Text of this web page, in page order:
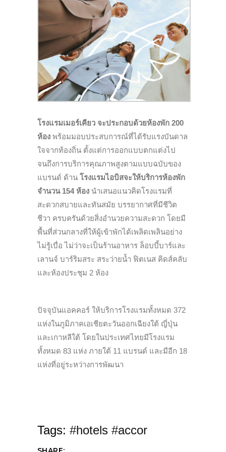
โรงแรมเมอร์เคียว จะประกอบด้วยห้องพัก 200
ห้อง พร้อมมอบประสบการณ์ที่ได้รับแรงบันดาล
ใจจากท้องถิ่น ตั้งแต่การออกแบบตกแต่งไป
จนถึงการบริการคุณภาพสูงตามแบบฉบับของ
แบรนด์ ด้าน โรงแรมไอบิสจะให้บริการห้องพัก
จำนวน 154 ห้อง นำเสนอแนวคิดโรงแรมที่
สะดวกสบายและทันสมัย บรรยากาศที่มีชีวิต
ชีวา ครบครันด้วยสิ่งอำนวยความสะดวก โดยมี
พื้นที่ส่วนกลางที่ให้ผู้เข้าพักได้เพลิดเพลินอย่าง
ไม่รู้เบื่อ ไม่ว่าจะเป็นร้านอาหาร ล็อบบี้บาร์และ
เลานจ์ บาร์ริมสระ สระว่ายน้ำ ฟิตเนส คิดส์คลับ
และห้องประชุม 2 ห้อง
ปัจจุบันแอคคอร์ ให้บริการโรงแรมทั้งหมด 372
แห่งในภูมิภาคเอเชียตะวันออกเฉียงใต้ ญี่ปุ่น
และเกาหลีใต้ โดยในประเทศไทยมีโรงแรม
ทั้งหมด 83 แห่ง ภายใต้ 11 แบรนด์ และมีอีก 18
แห่งที่อยู่ระหว่างการพัฒนา
Tags: #hotels #accor